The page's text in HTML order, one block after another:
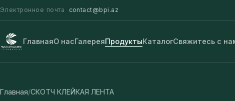
Электронное почта contact@bpi.az
ГлавнаяО насГалереяПродуктыКаталогСвяжитесь с
Главная/СКОТЧ КЛЕЙКАЯ ЛЕНТА